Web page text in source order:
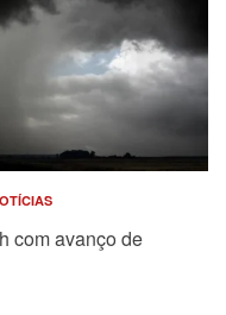
com avanço de